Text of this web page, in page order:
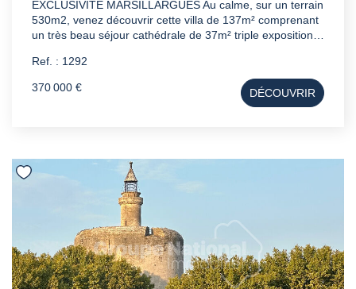
EXCLUSIVITE MARSILLARGUES Au calme, sur un terrain
530m2, venez découvrir cette villa de 137m² comprenant
un très beau séjour cathédrale de 37m² triple exposition,
chambres avec placards en rez de chaussé , une salle
d'eau avec douche à l'italienne double vasque rénovée
récemment. A l'étage vous trouverez deux autres
chambres. A l'extérieur une terrasse de 100m2, un
Ref. : 1292
370 000 € DÉCOUVRIR